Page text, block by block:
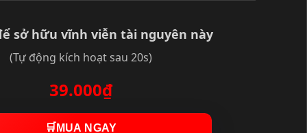
sở hữu vĩnh viễn tài nguyên này
(Tự động kích hoạt sau 20s)
39.000₫
🛒 MUA NGAY